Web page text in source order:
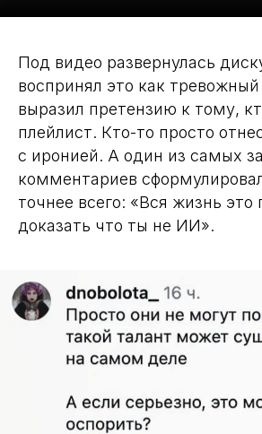
Под видео развернулась
воспринял это как тревожный
выразил претензию к тому,
плейлист. Кто-то просто
с иронией. А один из самых
комментариев
точнее всего: «Вся жизнь это
доказать что ты не ИИ».